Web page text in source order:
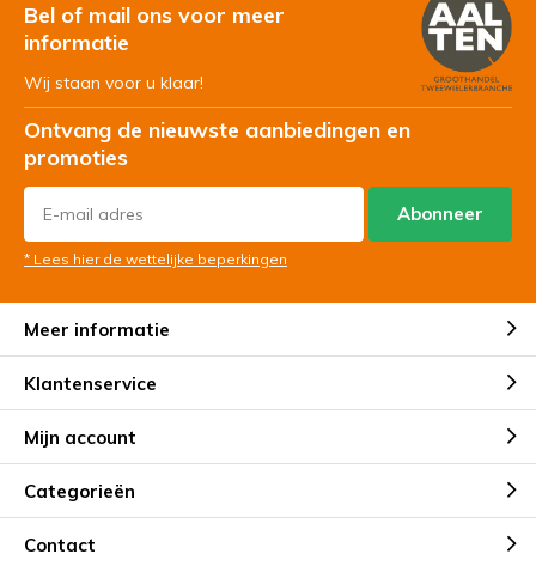
Bel of mail ons voor meer
informatie
Wij staan voor u klaar!
Ontvang de nieuwste aanbiedingen en
promoties
Abonneer
* Lees hier de wettelijke beperkingen
Meer informatie
Klantenservice
Mijn account
Categorieën
Contact